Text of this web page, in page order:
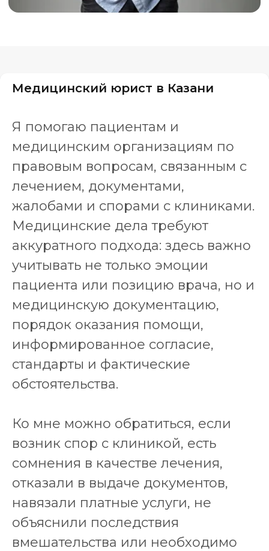
Медицинский юрист в Казани
Я помогаю пациентам и
медицинским организациям по
правовым вопросам, связанным с
лечением, документами,
жалобами и спорами с клиниками.
Медицинские дела требуют
аккуратного подхода: здесь важно
учитывать не только эмоции
пациента или позицию врача, но и
медицинскую документацию,
порядок оказания помощи,
информированное согласие,
стандарты и фактические
обстоятельства.
Ко мне можно обратиться, если
возник спор с клиникой, есть
сомнения в качестве лечения,
отказали в выдаче документов,
навязали платные услуги, не
объяснили последствия
вмешательства или необходимо